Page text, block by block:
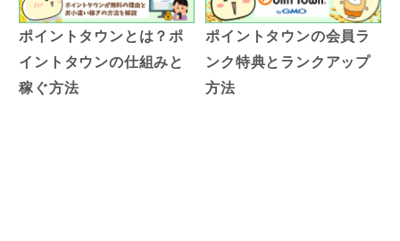
ポイントタウンとは？ポ
イントタウンの仕組みと
稼ぐ方法
ポイントタウンの会員ラ
ンク特典とランクアップ
方法